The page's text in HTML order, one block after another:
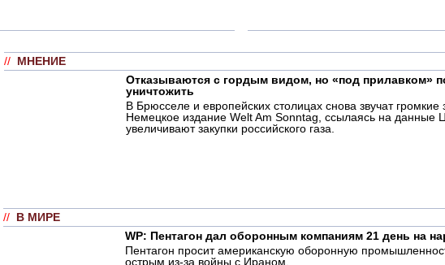
// МНЕНИЕ
Отказываются с гордым видом, но «под прилавком»
уничтожить
В Брюсселе и европейских столицах снова звучат
Немецкое издание Welt Am Sonntag, ссылаясь на данные
увеличивают закупки российского газа.
// В МИРЕ
WP: Пентагон дал оборонным компаниям 21 день на
Пентагон просит американскую оборонную
острым из-за войны с Ираном.